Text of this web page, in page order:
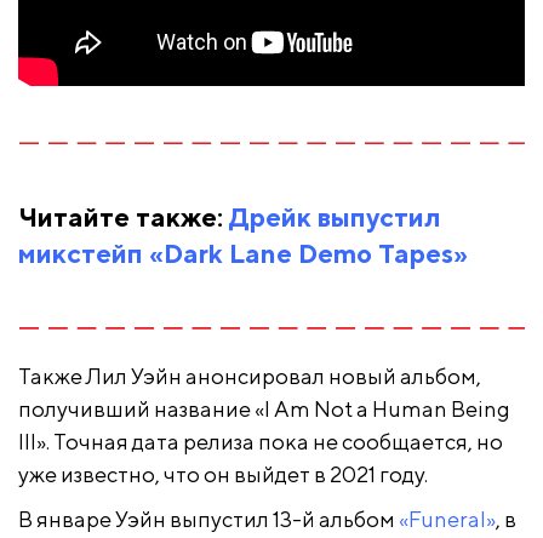
Читайте также: Дрейк выпустил
микстейп «Dark Lane Demo Tapes»
Также Лил Уэйн анонсировал новый альбом,
получивший название «I Am Not a Human Being
III». Точная дата релиза пока не сообщается, но
уже известно, что он выйдет в 2021 году.
В январе Уэйн выпустил 13-й альбом «Funeral», в